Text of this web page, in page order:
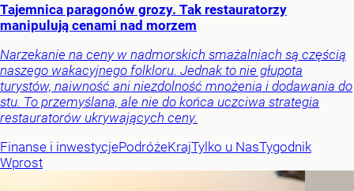
Tajemnica paragonów grozy. Tak restauratorzy
manipulują cenami nad morzem
Narzekanie na ceny w nadmorskich smażalniach są częścią
naszego wakacyjnego folkloru. Jednak to nie głupota
turystów, naiwność ani niezdolność mnożenia i dodawania do
stu. To przemyślana, ale nie do końca uczciwa strategia
restauratorów ukrywających ceny.
Finanse i inwestycjePodróżeKrajTylko u NasTygodnik
Wprost